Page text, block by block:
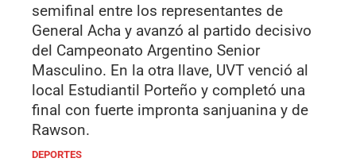
semifinal entre los representantes de
General Acha y avanzó al partido decisivo
del Campeonato Argentino Senior
Masculino. En la otra llave, UVT venció al
local Estudiantil Porteño y completó una
final con fuerte impronta sanjuanina y de
Rawson.
DEPORTES